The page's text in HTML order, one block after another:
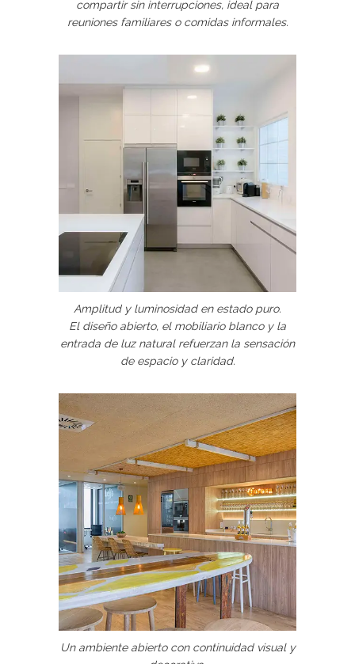
compartir sin interrupciones, ideal para
reuniones familiares o comidas informales.
Amplitud y luminosidad en estado puro.
El diseño abierto, el mobiliario blanco y la
entrada de luz natural refuerzan la sensación
de espacio y claridad.
Un ambiente abierto con continuidad visual y